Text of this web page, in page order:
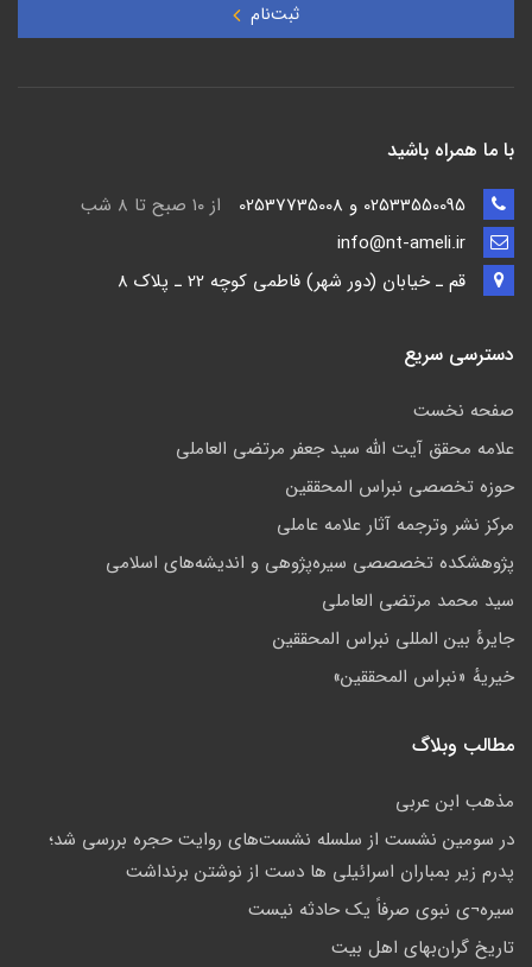
ثبت‌نام
با ما همراه باشید
از ۱۰ صبح تا ۸ شب
قم ـ خيابان (دور شهر) فاطمي كوچه 22 ـ پلاک 8
دسترسی سریع
صفحه نخست
علامه محقق آیت الله سید جعفر مرتضی العاملی
حوزه تخصصی نبراس المحققین
مركز نشر وترجمه آثار علامه عاملی
پژوهشكده تخصصصى سیره‌پژوهی و اندیشه‌های اسلامی
سید محمد مرتضی العاملی
جايرهٔ بین المللی نبراس المحققین
خيريهٔ «نبراس المحققين»
مطالب وبلاگ
مذهب ابن عربى
در سومین نشست از سلسله نشست‌های روایت حجره بررسی شد؛
پدرم زیر بمباران اسرائیلی ها دست از نوشتن برنداشت
سيره¬ى نبوى صرفاً يک حادثه نيست
تاريخ گران‌بهاي اهل بيت